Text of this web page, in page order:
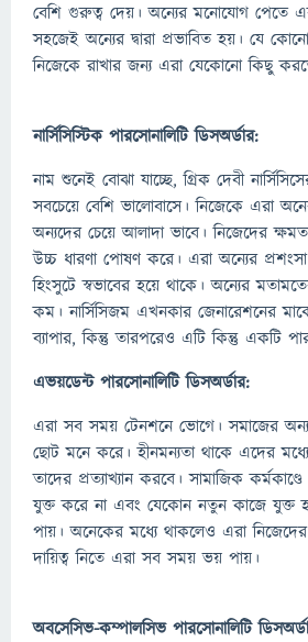
বেশি গুরুত্ব দেয়। অন্যের মনোযোগ পেতে
সহজেই অন্যের দ্বারা প্রভাবিত হয়। যে
নিজেকে রাখার জন্য এরা যেকোনো কিছু
নার্সিসিস্টিক পারসোনালিটি ডিসঅর্ডার:
নাম শুনেই বোঝা যাচ্ছে, গ্রিক দেবী
সবচেয়ে বেশি ভালোবাসে। নিজেকে এরা
অন্যদের চেয়ে আলাদা ভাবে। নিজেদের
উচ্চ ধারণা পোষণ করে। এরা অন্যের প্রশংসা
হিংসুটে স্বভাবের হয়ে থাকে। অন্যের
কম। নার্সিসিজম এখনকার জেনারেশনের
ব্যাপার, কিন্তু তারপরেও এটি কিন্তু একটি
এভয়ডেন্ট পারসোনালিটি ডিসঅর্ডার:
এরা সব সময় টেনশনে ভোগে। সমাজের
ছোট মনে করে। হীনমন্যতা থাকে এদের
তাদের প্রত্যাখ্যান করবে। সামাজিক
যুক্ত করে না এবং যেকোন নতুন কাজে যুক্ত
পায়। অনেকের মধ্যে থাকলেও এরা
দায়িত্ব নিতে এরা সব সময় ভয় পায়।
অবসেসিভ-কম্পালসিভ পারসোনালিটি